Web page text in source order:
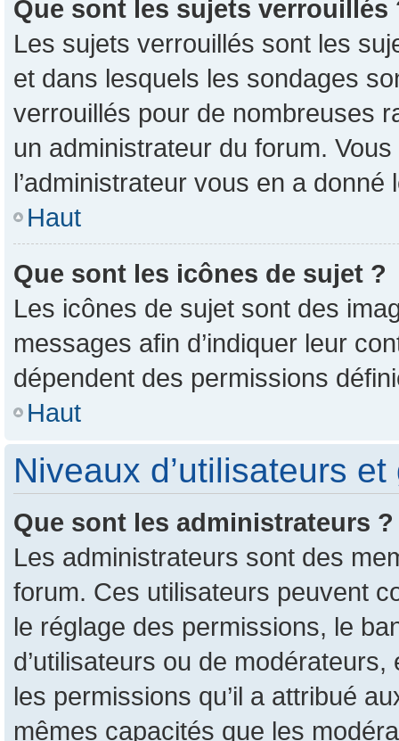
Que sont les sujets verrouillés
Les sujets verrouillés sont les
et dans lesquels les sondages
verrouillés pour de nombreuses
un administrateur du forum.
l’administrateur vous en a donné
Haut
Que sont les icônes de sujet ?
Les icônes de sujet sont des
messages afin d’indiquer leur
dépendent des permissions
Haut
Niveaux d’utilisateurs
Que sont les administrateurs ?
Les administrateurs sont des
forum. Ces utilisateurs peuvent
le réglage des permissions, le
d’utilisateurs ou de
les permissions qu’il a attribué
mêmes capacités que les